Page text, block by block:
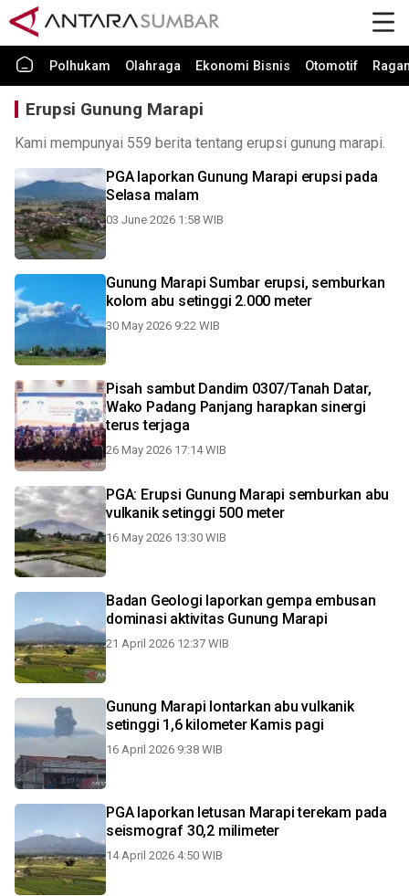
Polhukam Olahraga Ekonomi Bisnis Otomotif
Erupsi Gunung Marapi
Kami mempunyai 559 berita tentang erupsi gunung marapi.
PGA laporkan Gunung Marapi erupsi pada
Selasa malam
03 June 2026 1:58 WIB
Gunung Marapi Sumbar erupsi, semburkan
kolom abu setinggi 2.000 meter
30 May 2026 9:22 WIB
Pisah sambut Dandim 0307/Tanah Datar,
Wako Padang Panjang harapkan sinergi
terus terjaga
26 May 2026 17:14 WIB
PGA: Erupsi Gunung Marapi semburkan abu
vulkanik setinggi 500 meter
16 May 2026 13:30 WIB
Badan Geologi laporkan gempa embusan
dominasi aktivitas Gunung Marapi
21 April 2026 12:37 WIB
Gunung Marapi lontarkan abu vulkanik
setinggi 1,6 kilometer Kamis pagi
16 April 2026 9:38 WIB
PGA laporkan letusan Marapi terekam pada
seismograf 30,2 milimeter
14 April 2026 4:50 WIB